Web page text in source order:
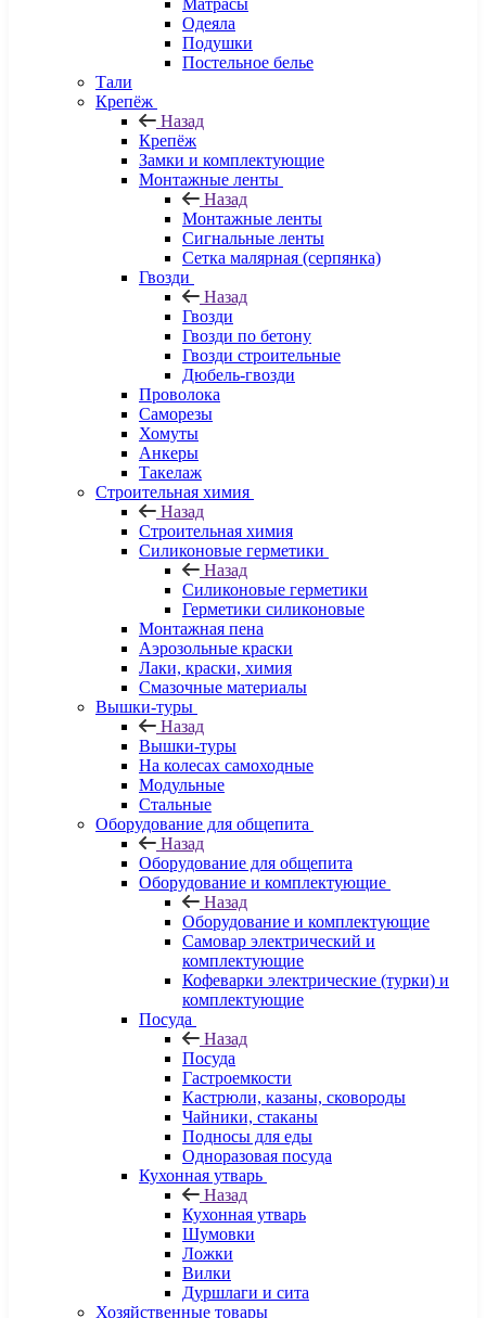
Матрасы
Одеяла
Подушки
Постельное белье
Тали
Крепёж
Назад
Крепёж
Замки и комплектующие
Монтажные ленты
Назад
Монтажные ленты
Сигнальные ленты
Сетка малярная (серпянка)
Гвозди
Назад
Гвозди
Гвозди по бетону
Гвозди строительные
Дюбель-гвозди
Проволока
Саморезы
Хомуты
Анкеры
Такелаж
Строительная химия
Назад
Строительная химия
Силиконовые герметики
Назад
Силиконовые герметики
Герметики силиконовые
Монтажная пена
Аэрозольные краски
Лаки, краски, химия
Смазочные материалы
Вышки-туры
Назад
Вышки-туры
На колесах самоходные
Модульные
Стальные
Оборудование для общепита
Назад
Оборудование для общепита
Оборудование и комплектующие
Назад
Оборудование и комплектующие
Самовар электрический и
комплектующие
Кофеварки электрические (турки) и
комплектующие
Посуда
Назад
Посуда
Гастроемкости
Кастрюли, казаны, сковороды
Чайники, стаканы
Подносы для еды
Одноразовая посуда
Кухонная утварь
Назад
Кухонная утварь
Шумовки
Ложки
Вилки
Дуршлаги и сита
Хозяйственные товары